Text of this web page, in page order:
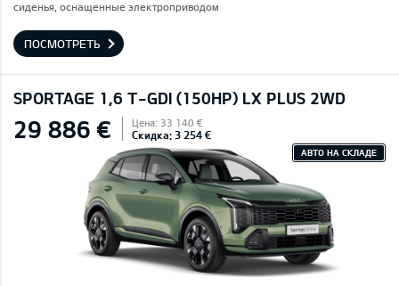
сиденья, оснащенные электроприводом
ПОСМОТРЕТЬ
SPORTAGE 1,6 T-GDI (150HP) LX PLUS 2WD
29 886 € Цена: 33 140 €
Скидка: 3 254 €
АВТО НА СКЛАДЕ